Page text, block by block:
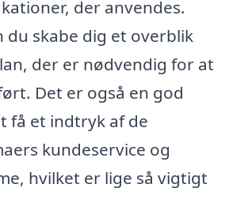
der anvendes.
du skabe dig et overblik
der er nødvendig for at
Det er også en god
få et indtryk af de
kundeservice og
hvilket er lige så vigtigt